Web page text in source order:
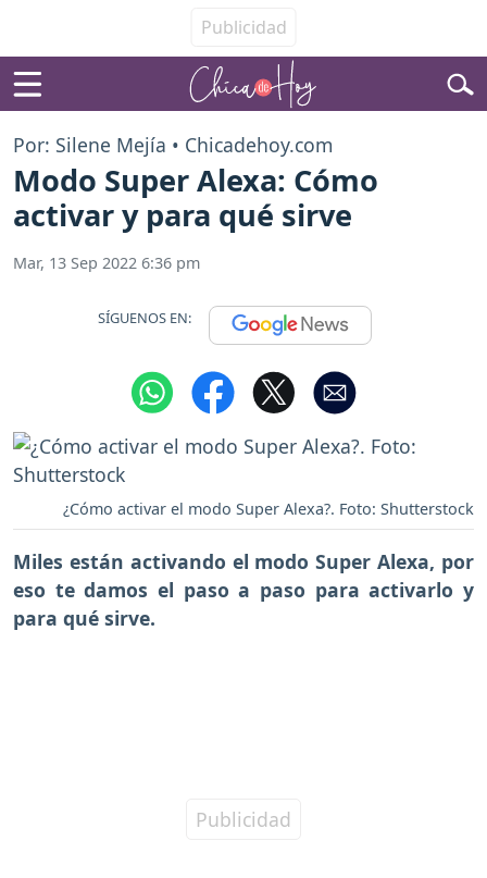
Por: Silene Mejía • Chicadehoy.com
Modo Super Alexa: Cómo
activar y para qué sirve
Mar, 13 Sep 2022 6:36 pm
SÍGUENOS EN:
¿Cómo activar el modo Super Alexa?. Foto: Shutterstock
Miles están activando el modo Super Alexa, por
eso te damos el paso a paso para activarlo y
para qué sirve.